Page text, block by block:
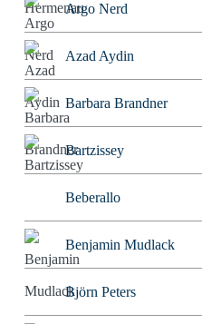
Argo Nerd
Azad Aydin
Barbara Brandner
Bartzissey
Beberallo
Benjamin Mudlack
Björn Peters